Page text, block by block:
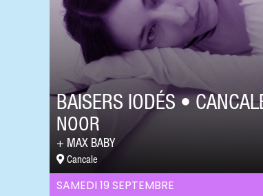
SAMEDI 19 SEPTEMBRE
BAISERS IODÉS •
NOOR
MAX BABY
Cancale